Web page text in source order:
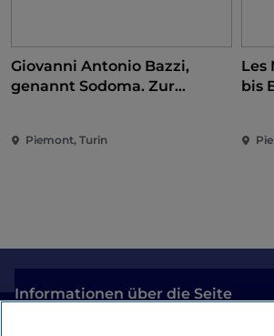
Giovanni Antonio Bazzi,
genannt Sodoma. Zur
Piemont, Turin
Les
bis
Informationen über die Seite